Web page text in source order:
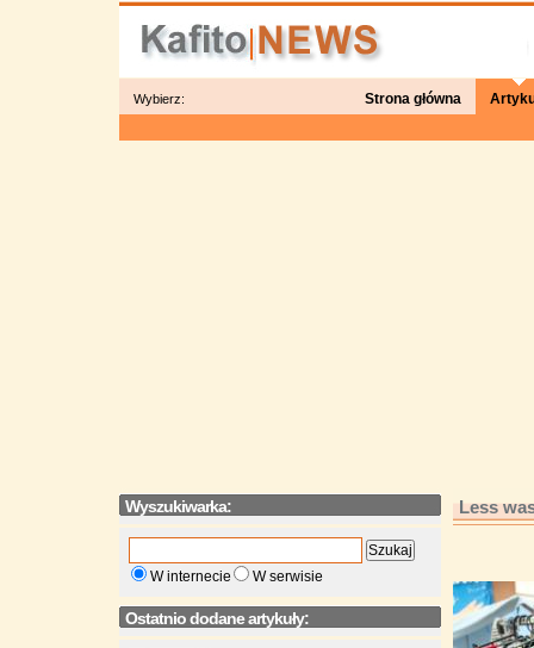
Wybierz: Strona główna
Less
Wyszukiwarka:
W internecie W serwisie
Ostatnio dodane artykuły: